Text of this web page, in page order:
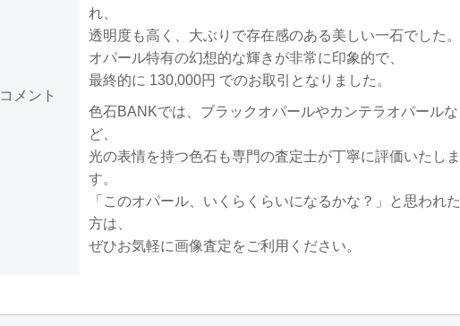
コメント
れ、
透明度も高く、大ぶりで存在感のある美しい一石でした。
オパール特有の幻想的な輝きが非常に印象的で、
最終的に 130,000円 でのお取引となりました。
色石BANKでは、ブラックオパールやカンテラオパールな
ど、
光の表情を持つ色石も専門の査定士が丁寧に評価いたしま
す。
「このオパール、いくらくらいになるかな？」と思われた
方は、
ぜひお気軽に画像査定をご利用ください。